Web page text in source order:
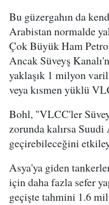
Bu güzergahın da
Arabistan normalde
Çok Büyük Ham
Ancak Süveyş
yaklaşık 1 milyon
veya kısmen yüklü
Bohl, "VLCC'ler
zorunda kalırsa
geçirebileceğini
Asya'ya giden
için daha fazla sefer
geçişte tahmini 1.6